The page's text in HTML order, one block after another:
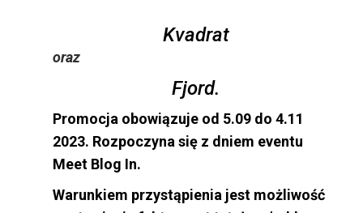
Kvadrat
oraz
Fjord.
Promocja obowiązuje od 5.09 do 4.11
2023. Rozpoczyna się z dniem eventu
Meet Blog In.
Warunkiem przystąpienia jest możliwość